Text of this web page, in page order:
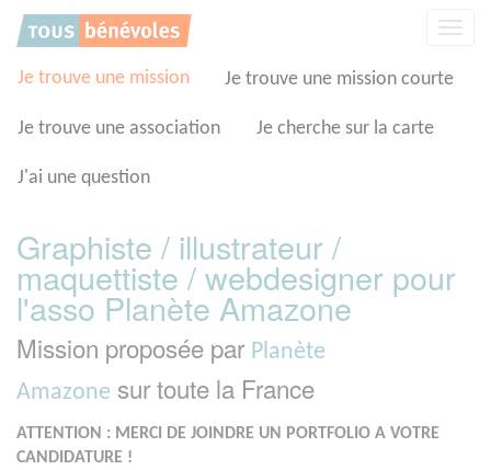
Je trouve une mission Je trouve une mission courte
Je trouve une association Je cherche sur la carte
J'ai une question
Graphiste / illustrateur /
maquettiste / webdesigner pour
l'asso Planète Amazone
Mission proposée par Planète
Amazone sur toute la France
ATTENTION : MERCI DE JOINDRE UN PORTFOLIO A VOTRE
CANDIDATURE !
Panneau de gestion des cookies